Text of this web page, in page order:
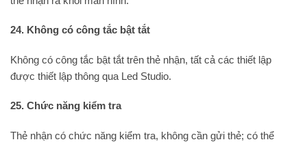
24. Không có công tắc bật tắt
Không có công tắc bật tắt trên thẻ nhận, tất cả các thiết lập
được thiết lập thông qua Led Studio.
25. Chức năng kiểm tra
Thẻ nhận có chức năng kiểm tra, không cần gửi thẻ; có thể